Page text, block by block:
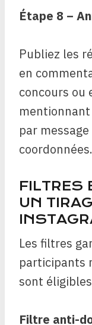
Étape 8 –
Publiez les
en
concours ou
par
coordonnées.
FILTRES
UN
Les filtres
participants
sont
Filtre anti-